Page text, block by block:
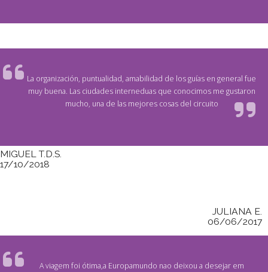
La organización, puntualidad, amabilidad de los guías en general fue
muy buena. Las ciudades interneduas que conocimos me gustaron
mucho, una de las mejores cosas del circuito
MIGUEL T.D.S.
17/10/2018
JULIANA E.
06/06/2017
A viagem foi ótima,a Europamundo nao deixou a desejar em